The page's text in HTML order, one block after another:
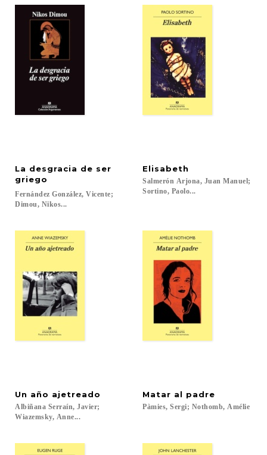
La desgracia de ser
griego
Fernández González, Vicente;
Dimou, Nikos...
Elisabeth
Salmerón Arjona, Juan Manuel;
Sortino, Paolo...
Un año ajetreado
Albiñana Serraín, Javier;
Wiazemsky, Anne...
Matar al padre
Pàmies, Sergi; Nothomb, Amélie